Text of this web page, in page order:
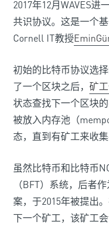
2017年12月WAVES进
共识协议。这是一个
Cornell IT教授
初始的比特币协议选
了一个区块之后， 矿
状态查找下一个区块
被放入内存池（
态，直到有矿工来收集
虽然比特币和比特币
（BFT）系统，后者
案，于2015年被提出
下一个矿工，该矿工